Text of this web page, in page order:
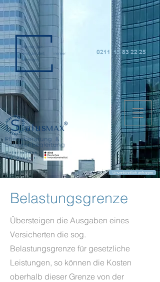
0211 15 83 22 25
Unternehmen
der Zukunft:
Unverbindlich anfragen
Belastungsgrenze
Übersteigen die Ausgaben eines
Versicherten die sog.
Belastungsgrenze für gesetzliche
Leistungen, so können die Kosten
oberhalb dieser Grenze von der